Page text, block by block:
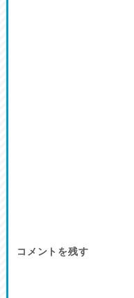
コメントを残す